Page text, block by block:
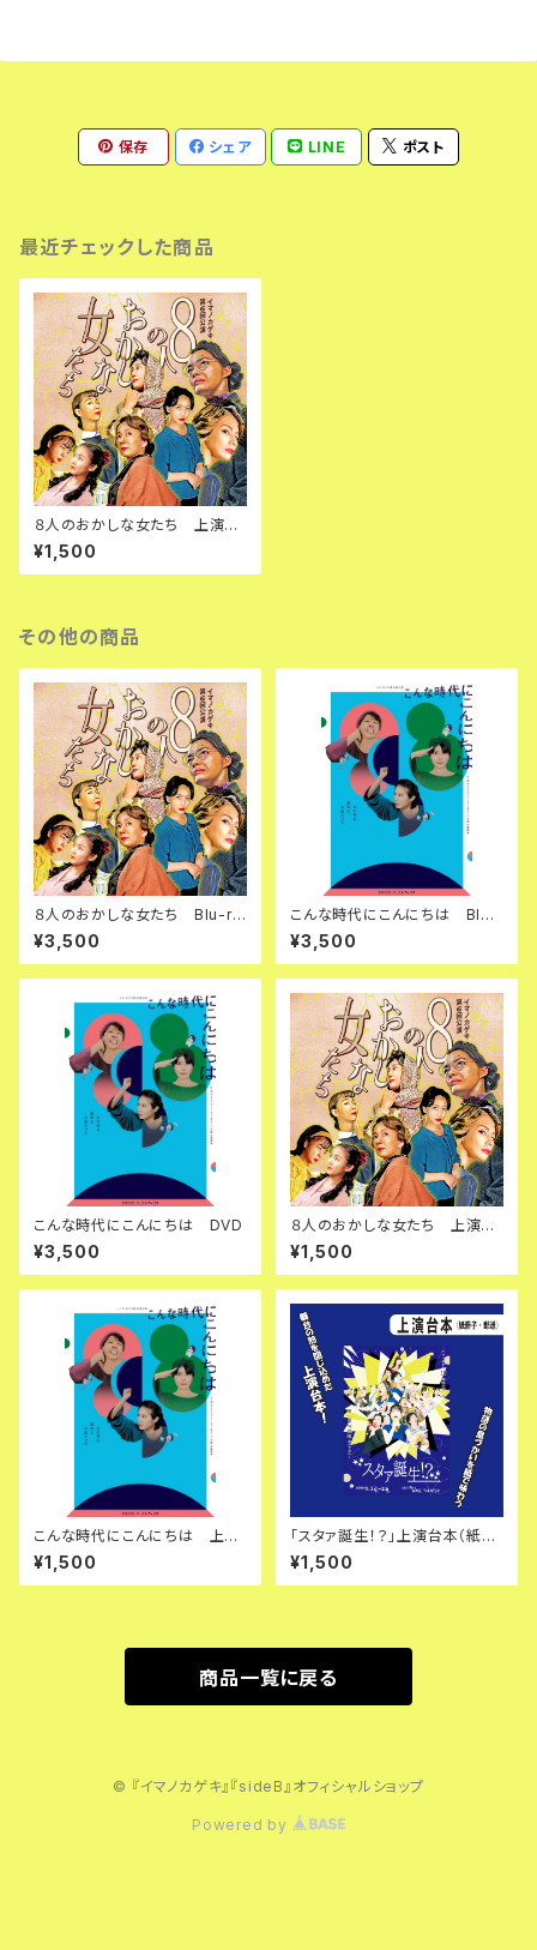
保存 シェア LINE ポスト
最近チェックした商品
８人のおかしな女たち 上演台
本
¥1,500
その他の商品
８人のおかしな女たち Blu-ra
y
¥3,500
こんな時代にこんにちは Blu-
ray
¥3,500
こんな時代にこんにちは DVD
¥3,500
８人のおかしな女たち 上演台
本
¥1,500
こんな時代にこんにちは 上演
台本
¥1,500
「スタァ誕生！？」上演台本（紙冊
子）
¥1,500
商品一覧に戻る
© 『イマノカゲキ』『sideB』オフィシャルショップ
Powered by